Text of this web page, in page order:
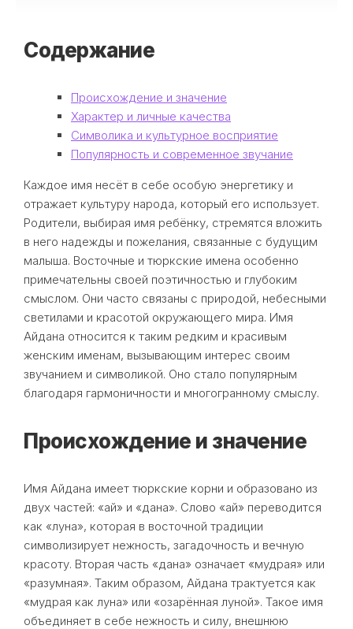
Содержание
Происхождение и значение
Характер и личные качества
Символика и культурное восприятие
Популярность и современное звучание
Каждое имя несёт в себе особую энергетику и
отражает культуру народа, который его использует.
Родители, выбирая имя ребёнку, стремятся вложить
в него надежды и пожелания, связанные с будущим
малыша. Восточные и тюркские имена особенно
примечательны своей поэтичностью и глубоким
смыслом. Они часто связаны с природой, небесными
светилами и красотой окружающего мира. Имя
Айдана относится к таким редким и красивым
женским именам, вызывающим интерес своим
звучанием и символикой. Оно стало популярным
благодаря гармоничности и многогранному смыслу.
Происхождение и значение
Имя Айдана имеет тюркские корни и образовано из
двух частей: «ай» и «дана». Слово «ай» переводится
как «луна», которая в восточной традиции
символизирует нежность, загадочность и вечную
красоту. Вторая часть «дана» означает «мудрая» или
«разумная». Таким образом, Айдана трактуется как
«мудрая как луна» или «озарённая луной». Такое имя
объединяет в себе нежность и силу, внешнюю